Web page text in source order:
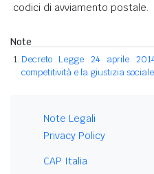
codici di avviamento postale.
Note
Decreto Legge 24 aprile
competitività e la giustizia sociale
Note Legali
Privacy Policy
CAP Italia